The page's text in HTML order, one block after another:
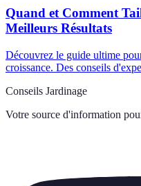
Quand et Comment
Meilleurs Résultats
Découvrez le guide ultime
croissance. Des conseils
Conseils Jardinage
Votre source d'information